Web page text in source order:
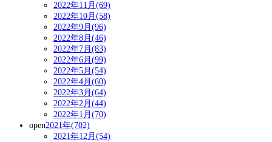
2022年11月(69)
2022年10月(58)
2022年9月(96)
2022年8月(46)
2022年7月(83)
2022年6月(99)
2022年5月(54)
2022年4月(60)
2022年3月(64)
2022年2月(44)
2022年1月(70)
open2021年(702)
2021年12月(54)